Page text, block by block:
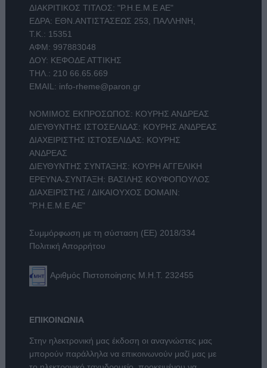
ΔΙΑΚΡΙΤΙΚΟΣ ΤΙΤΛΟΣ: "Ρ.Η.Ε.Μ.Ε ΑΕ"
ΕΔΡΑ: ΕΘΝ.ΑΝΤΙΣΤΑΣΕΩΣ 253, ΠΑΛΛΗΝΗ,
Τ.Κ.: 15351
ΑΦΜ: 997883048
ΔΟΥ: ΚΕΦΟΔΕ ΑΤΤΙΚΗΣ
ΤΗΛ.: 210 66.65.669
EMAIL: info-rheme@paron.gr
ΝΟΜΙΜΟΣ ΕΚΠΡΟΣΩΠΟΣ: ΚΟΥΡΗΣ ΑΝΔΡΕΑΣ
ΔΙΕΥΘΥΝΤΗΣ ΙΣΤΟΣΕΛΙΔΑΣ: ΚΟΥΡΗΣ ΑΝΔΡΕΑΣ
ΔΙΑΧΕΙΡΙΣΤΗΣ ΙΣΤΟΣΕΛΙΔΑΣ: ΚΟΥΡΗΣ
ΑΝΔΡΕΑΣ
ΔΙΕΥΘΥΝΤΗΣ ΣΥΝΤΑΞΗΣ: ΚΟΥΡΗ ΑΓΓΕΛΙΚΗ
ΕΡΕΥΝΑ-ΣΥΝΤΑΞΗ: ΒΑΣΙΛΗΣ ΚΟΥΦΟΠΟΥΛΟΣ
ΔΙΑΧΕΙΡΙΣΤΗΣ / ΔΙΚΑΙΟΥΧΟΣ DOMAIN:
"Ρ.Η.Ε.Μ.Ε ΑΕ"
Συμμόρφωση με τη σύσταση (ΕΕ) 2018/334
Πολιτική Απορρήτου
Αριθμός Πιστοποίησης Μ.Η.Τ. 232455
ΕΠΙΚΟΙΝΩΝΙΑ
Στην ηλεκτρονική μας έκδοση οι αναγνώστες μας
μπορούν παράλληλα να επικοινωνούν μαζί μας με